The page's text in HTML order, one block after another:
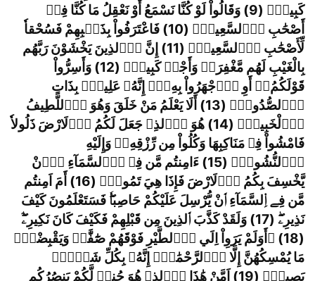
كَبِيرٖ
(9) وَقَالُواْ لَوْ كُنَّا نَسْمَعُ أَوْ نَعْقِلُ مَا كُنَّا فِےٓ
أَصْحَٰبِ اِلسَّعِيرِ (10) فَاعْتَرَفُواْ بِذَن
بِهِمْ فَسُحْقاٗ
لِّأَصْحَٰبِ اِلسَّعِيرِ (11) إِنَّ اَ
لذِينَ يَخْشَوْنَ رَبَّهُم
بِالْغَيْبِ لَهُم مَّغْفِرَةٞ وَأَجْرٞ كَبِيرٞ
(12) وَأَسِرُّواْ
قَوْلَكُمُۥ ٓ أَوِ اِجْهَرُواْ بِهِۦ إِنَّهُۥ عَلِيمُ بِذَاتِ
اِلصُّدُورِ (13) أَلَا يَعْلَمُ مَنْ خَلَقَ وَهُوَ اَ
للَّطِيفُ
اُلْخَبِيرُ (14) هُوَ اَ لذِے جَعَلَ لَكُمُ اُلَارْضَ ذَلُولاٗ
فَامْشُواْ فِے مَنَاكِبِهَا وَكُلُواْ مِن رِّزْقِهِۦۖ وَإِلَيْهِ
اِلنُّشُورُ (15) ءَامِنتُم مَّن فِے اِ لسَّمَآءِ اَنْ
يَّخْسِفَ بِكُمُ اُلَارْضَ فَإِذَا هِيَ تَمُورُ
(16) أَمَ اَمِنتُم
مَّن فِے اِلسَّمَآءِ اَنْ يُّرْسِلَ عَلَيْكُمْ حَاصِباٗ فَسَتَعْلَمُونَ كَيْفَ
نَذِيرِۦۖ (17) وَلَقَدْ كَذَّبَ اَ لذِينَ مِن قَبْلِهِمْ فَكَيْفَ كَانَ نَكِيرِۦ
(18)
۞ أَوَلَمْ يَرَوِاْ اِلَي اَلطَّيْرِ فَوْقَهُمْ صَٰٓفَّٰتٖ وَيَقْبِضْنَ
مَا يُمْسِكُهُنَّ إِلَّا اَلرَّحْمَٰنُ إِنَّهُۥ بِكُلِّ شَےْءِ
بَصِيرٌ (19) اَمَّنْ هَٰذَا اَ
لذِے هُوَ جُندٞ لَّكُمْ يَنصُرُكُم